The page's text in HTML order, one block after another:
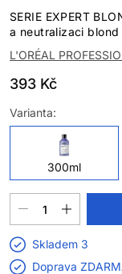
SERIE EXPERT
a neutralizaci
L'ORÉAL
393 Kč
Varianta:
300ml
Skladem 3
Doprava